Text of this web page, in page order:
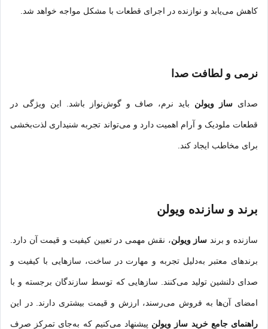
کاهش می‌یابد و نوازنده در اجرای قطعات با مشکل مواجه خواهد شد.
نرمی و لطافت صدا
صدای ساز ویولن باید نرم، صاف و گوش‌نواز باشد. این ویژگی در
قطعات ملودیک و آرام اهمیت دارد و می‌تواند تجربه شنیداری لذت‌بخشی
برای مخاطب ایجاد کند.
برند و سازنده ویولن
سازنده و برند ساز ویولن، نقش مهمی در تعیین کیفیت و قیمت آن دارد.
برندهای معتبر به‌دلیل تجربه و مهارت در ساخت، سازهایی با کیفیت و
صدای دلنشین تولید می‌کنند. سازهایی که توسط سازندگان برجسته و با
امضای آن‌ها به فروش می‌رسند، ارزش و قیمت بیشتری دارند. در این
راهنمای جامع خرید ساز ویولن پیشنهاد می‌کنیم که به‌جای تمرکز صرف